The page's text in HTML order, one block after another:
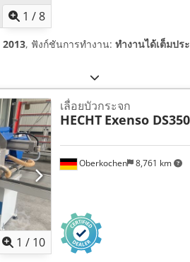
1 /8
2013, ฟังก์ชันการทำงาน: ทำงานได้เต็มปร
1 / 10
Oberkochen 8,761 km
เลื่อยบัวกระจก
HECHT Exenso